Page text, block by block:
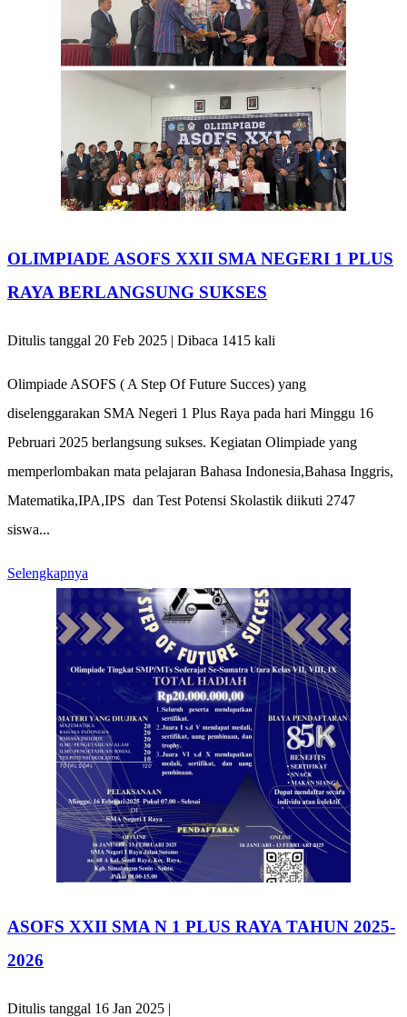
OLIMPIADE ASOFS XXII SMA NEGERI 1 PLUS
RAYA BERLANGSUNG SUKSES
Ditulis tanggal 20 Feb 2025 | Dibaca 1415 kali
Olimpiade ASOFS ( A Step Of Future Succes) yang
diselenggarakan SMA Negeri 1 Plus Raya pada hari Minggu 16
Pebruari 2025 berlangsung sukses. Kegiatan Olimpiade yang
memperlombakan mata pelajaran Bahasa Indonesia,Bahasa Inggris,
Matematika,IPA,IPS dan Test Potensi Skolastik diikuti 2747
siswa...
Selengkapnya
ASOFS XXII SMA N 1 PLUS RAYA TAHUN 2025-
2026
Ditulis tanggal 16 Jan 2025 |